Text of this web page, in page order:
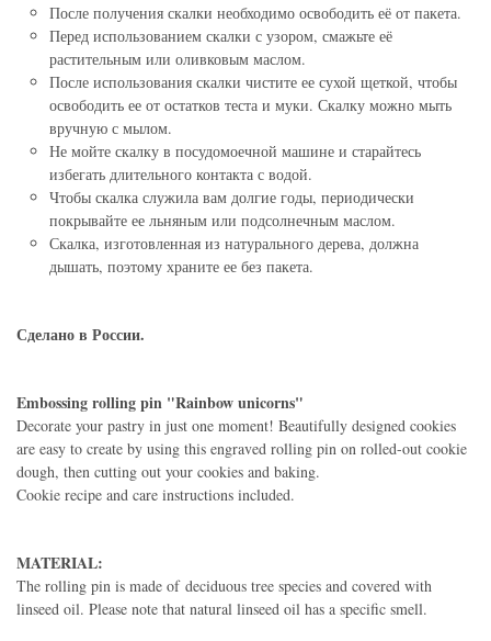
После получения скалки необходимо освободить её от пакета.
Перед использованием скалки с узором, смажьте её
растительным или оливковым маслом.
После использования скалки чистите ее сухой щеткой, чтобы
освободить ее от остатков теста и муки. Скалку можно мыть
вручную с мылом.
Не мойте скалку в посудомоечной машине и старайтесь
избегать длительного контакта с водой.
Чтобы скалка служила вам долгие годы, периодически
покрывайте ее льняным или подсолнечным маслом.
Скалка, изготовленная из натурального дерева, должна
дышать, поэтому храните ее без пакета.
Сделано в России.
Embossing rolling pin "Rainbow unicorns"
Decorate your pastry in just one moment! Beautifully designed cookies
are easy to create by using this engraved rolling pin on rolled-out cookie
dough, then cutting out your cookies and baking.
Cookie recipe and care instructions included.
MATERIAL:
The rolling pin is made of deciduous tree species and covered with
linseed oil. Please note that natural linseed oil has a specific smell.